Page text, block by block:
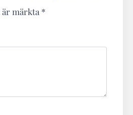
märkta *